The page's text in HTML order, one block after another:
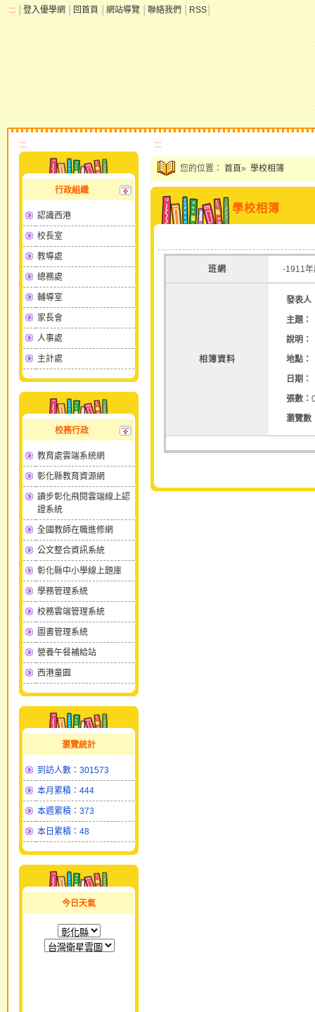
::: 登入優學網 回首頁 網站導覽 聯絡我們 RSS
:::
行政組織
認識西港
校長室
教導處
總務處
輔導室
家長會
人事處
主計處
校務行政
教育處雲端系統網
彰化縣教育資源網
讀步彰化飛閱雲端線上認
證系統
全國教師在職進修網
公文整合資訊系統
彰化縣中小學線上題庫
學務管理系統
校務雲端管理系統
圖書管理系統
營養午餐補給站
西港童園
瀏覽統計
到訪人數：301573
本月累積：444
本週累積：373
本日累積：48
今日天氣
:::
您的位置： 首頁» 學校相簿
學校相簿
班網 -1911
相簿資料
發表人
主題：
說明：
地點：
日期：
張數：
瀏覽數